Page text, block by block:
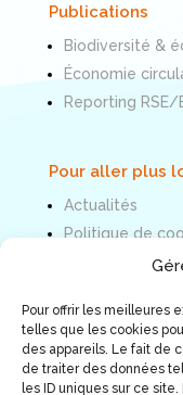
Pour offrir les meilleures
telles que les cookies
des appareils. Le fait de
de traiter des données
les ID uniques sur ce
Publications
Biodiversité &
Économie
Reporting RSE/
Pour aller plus
Actualités
Politique de
Mentions
Nous suivre